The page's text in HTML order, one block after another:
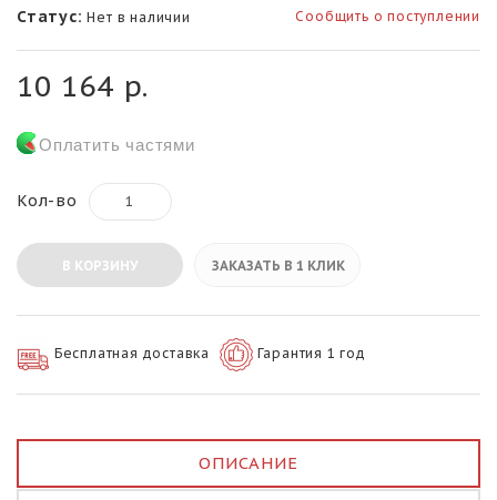
Статус: Нет в наличии Сообщить о поступлении
10 164 р.
Оплатить частями
Кол-во
В КОРЗИНУ ЗАКАЗАТЬ В 1 КЛИК
Бесплатная доставка Гарантия 1 год
ОПИСАНИЕ